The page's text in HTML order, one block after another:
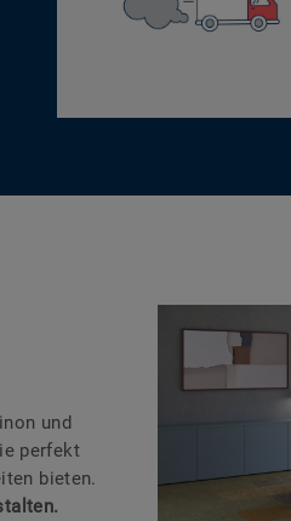
und
perfekt
bieten.